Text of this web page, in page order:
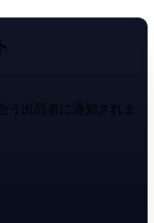
う出品者に通知されま